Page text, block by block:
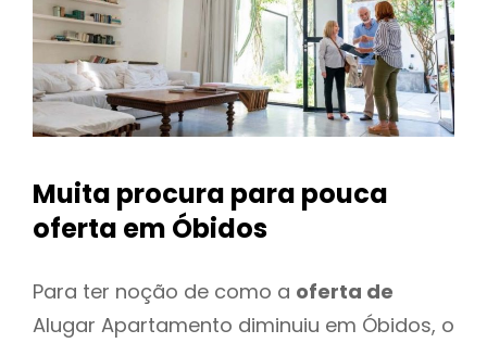
Muita procura para pouca
oferta em Óbidos
Para ter noção de como a oferta de
Alugar Apartamento diminuiu em Óbidos, o